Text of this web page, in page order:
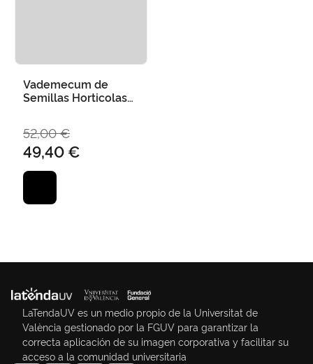
Vademecum de
Semillas Horticolas
52,00 €
49,40 €
LaTendaUV es un medio propio de la Universitat de
València gestionado por la FGUV para garantizar la
correcta aplicación de su imagen corporativa y facilitar su
acceso a la comunidad universitaria